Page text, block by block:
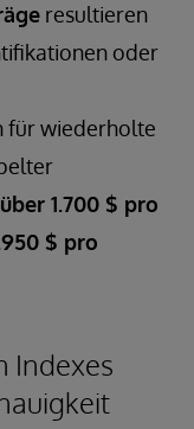
resultieren
oder
für wiederholte
über 1.700 $ pro
$ pro
Indexes